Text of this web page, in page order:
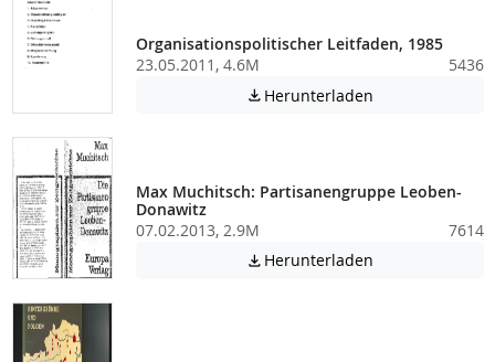
Organisationspolitischer Leitfaden, 1985
23.05.2011, 4.6M
5436
 Herunterladen
Max Muchitsch: Partisanengruppe Leoben-
Donawitz
07.02.2013, 2.9M
7614
 Herunterladen